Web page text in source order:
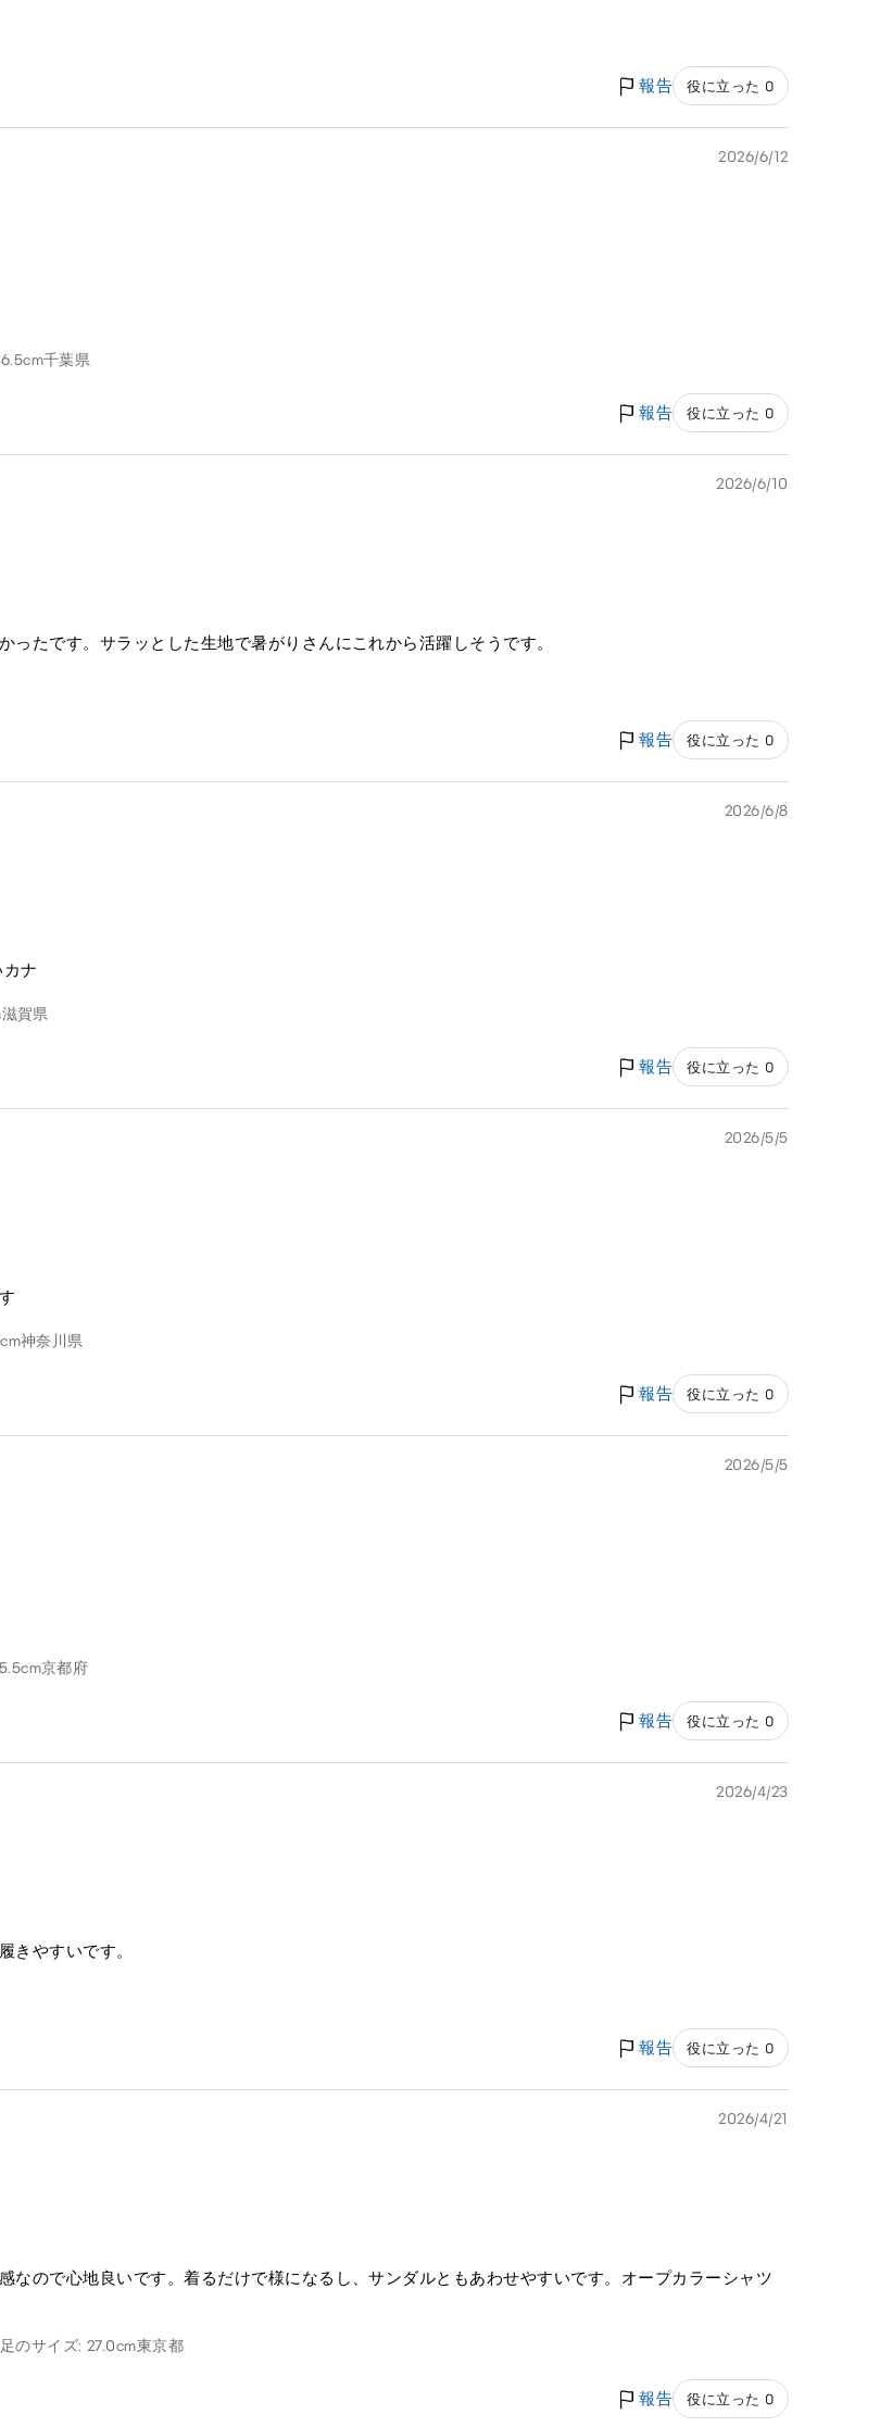
報告 役に立った 0
2026/6/12
千葉県
報告 役に立った 0
2026/6/10
たです。サラッとした生地で暑がりさんにこれから活躍しそうです。
報告 役に立った 0
2026/6/8
ナ
滋賀県
報告 役に立った 0
2026/5/5
神奈川県
報告 役に立った 0
2026/5/5
京都府
報告 役に立った 0
2026/4/23
きやすいです。
報告 役に立った 0
2026/4/21
ので心地良いです。着るだけで様になるし、サンダルともあわせやすいです。オープカラーシャツ
足のサイズ: 27.0cm東京都
報告 役に立った 0